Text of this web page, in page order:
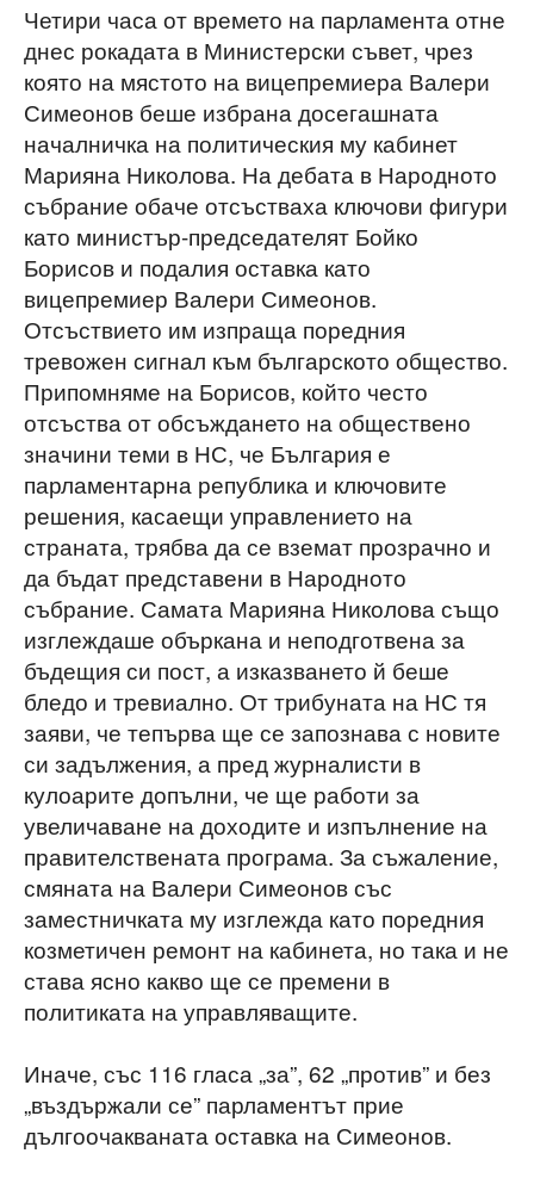
Четири часа от времето на парламента отне
днес рокадата в Министерски съвет, чрез
която на мястото на вицепремиера Валери
Симеонов беше избрана досегашната
началничка на политическия му кабинет
Марияна Николова. На дебата в Народното
събрание обаче отсъстваха ключови фигури
като министър-председателят Бойко
Борисов и подалия оставка като
вицепремиер Валери Симеонов.
Отсъствието им изпраща поредния
тревожен сигнал към българското общество.
Припомняме на Борисов, който често
отсъства от обсъждането на обществено
значини теми в НС, че България е
парламентарна република и ключовите
решения, касаещи управлението на
страната, трябва да се вземат прозрачно и
да бъдат представени в Народното
събрание. Самата Марияна Николова също
изглеждаше объркана и неподготвена за
бъдещия си пост, а изказването й беше
бледо и тревиално. От трибуната на НС тя
заяви, че тепърва ще се запознава с новите
си задължения, а пред журналисти в
кулоарите допълни, че ще работи за
увеличаване на доходите и изпълнение на
правителствената програма. За съжаление,
смяната на Валери Симеонов със
заместничката му изглежда като поредния
козметичен ремонт на кабинета, но така и не
става ясно какво ще се премени в
политиката на управляващите.
Иначе, със 116 гласа „за”, 62 „против” и без
„въздържали се” парламентът прие
дългоочакваната оставка на Симеонов.